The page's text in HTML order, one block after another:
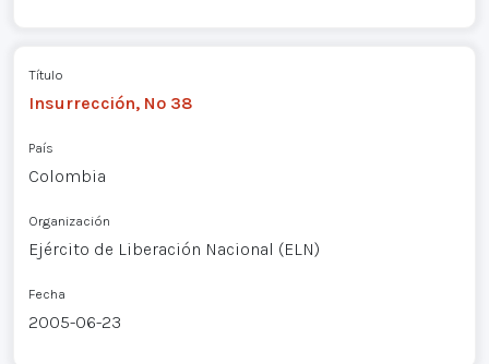
Título
Insurrección, Nº 38
País
Colombia
Organización
Ejército de Liberación Nacional (ELN)
Fecha
2005-06-23